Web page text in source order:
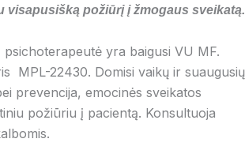
visapusišką požiūrį į žmogaus
psichoterapeutė yra baigusi VU MF.
MPL-22430. Domisi vaikų ir
prevencija, emocinės sveikatos
požiūriu į pacientą. Konsultuoja